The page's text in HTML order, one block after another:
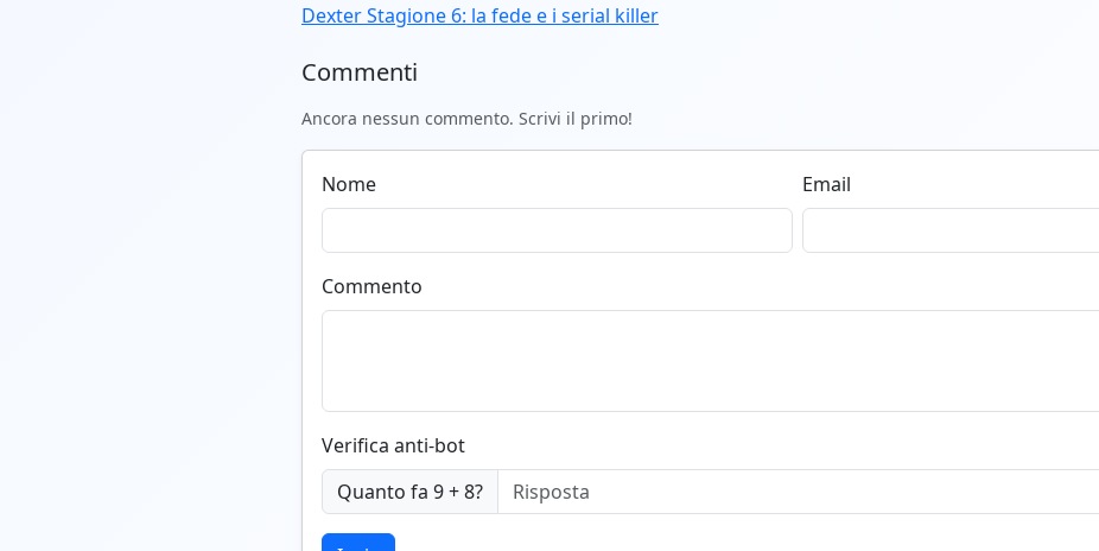
Dexter Stagione 6: la fede e i serial killer
Commenti
Ancora nessun commento. Scrivi il primo!
Nome Email
Commento
Verifica anti-bot
Quanto fa 9 + 8?